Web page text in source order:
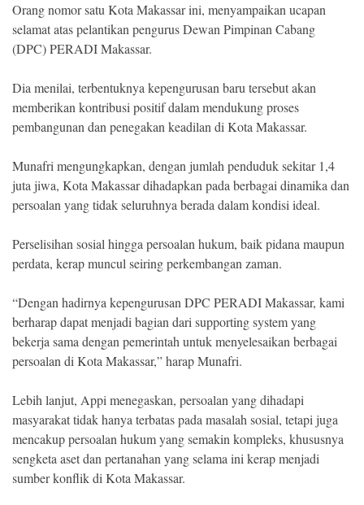
Orang nomor satu Kota Makassar ini, menyampaikan ucapan
selamat atas pelantikan pengurus Dewan Pimpinan Cabang
(DPC) PERADI Makassar.
Dia menilai, terbentuknya kepengurusan baru tersebut akan
memberikan kontribusi positif dalam mendukung proses
pembangunan dan penegakan keadilan di Kota Makassar.
Munafri mengungkapkan, dengan jumlah penduduk sekitar 1,4
juta jiwa, Kota Makassar dihadapkan pada berbagai dinamika dan
persoalan yang tidak seluruhnya berada dalam kondisi ideal.
Perselisihan sosial hingga persoalan hukum, baik pidana maupun
perdata, kerap muncul seiring perkembangan zaman.
“Dengan hadirnya kepengurusan DPC PERADI Makassar, kami
berharap dapat menjadi bagian dari supporting system yang
bekerja sama dengan pemerintah untuk menyelesaikan berbagai
persoalan di Kota Makassar,” harap Munafri.
Lebih lanjut, Appi menegaskan, persoalan yang dihadapi
masyarakat tidak hanya terbatas pada masalah sosial, tetapi juga
mencakup persoalan hukum yang semakin kompleks, khususnya
sengketa aset dan pertanahan yang selama ini kerap menjadi
sumber konflik di Kota Makassar.